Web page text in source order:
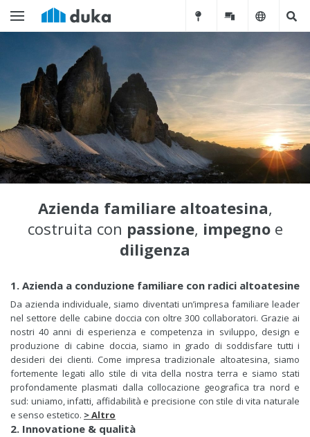
Azienda familiare altoatesina,
costruita con passione, impegnoe
diligenza
1. Azienda a conduzione familiare con radici altoatesine
Da azienda individuale, siamo diventati un’impresa familiare leader
nel settore delle cabine doccia con oltre 300 collaboratori. Grazie ai
nostri 40 anni di esperienza e competenza in sviluppo, design e
produzione di cabine doccia, siamo in grado di soddisfare tutti i
desideri dei clienti. Come impresa tradizionale altoatesina, siamo
fortemente legati allo stile di vita della nostra terra e siamo stati
profondamente plasmati dalla collocazione geografica tra nord e
sud: uniamo, infatti, affidabilità e precisione con stile di vita naturale
e senso estetico. >Altro
2. Innovatione & qualità